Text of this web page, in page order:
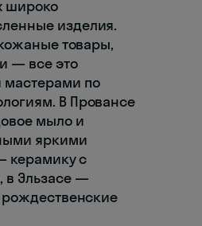
широко
изделия.
товары,
— все это
мастерами по
В Провансе
мыло и
яркими
керамику с
в Эльзасе —